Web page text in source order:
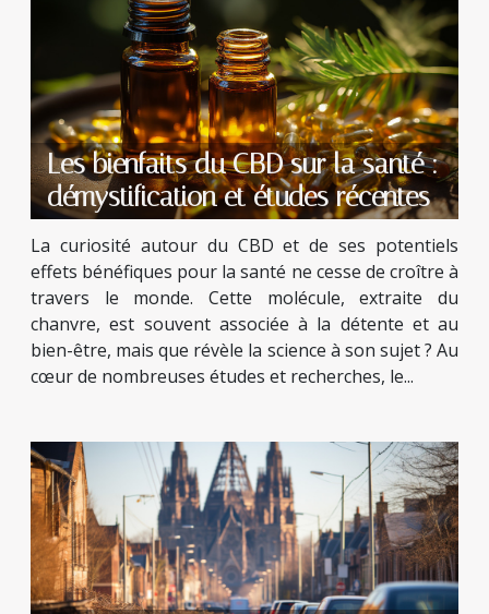
Les bienfaits du CBD sur la santé :
démystification et études récentes
La curiosité autour du CBD et de ses potentiels
effets bénéfiques pour la santé ne cesse de croître à
travers le monde. Cette molécule, extraite du
chanvre, est souvent associée à la détente et au
bien-être, mais que révèle la science à son sujet ? Au
cœur de nombreuses études et recherches, le...